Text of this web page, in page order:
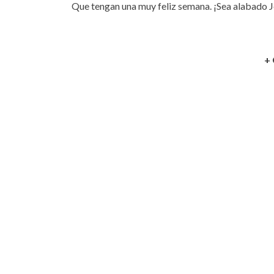
Que tengan una muy feliz semana. ¡Sea alabado
+